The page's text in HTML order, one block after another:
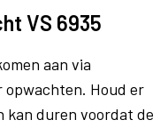
VS 6935
aan via
Houd er
kan duren voordat de